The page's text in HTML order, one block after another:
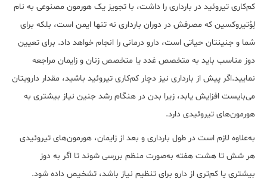
کم‌کاری تیروئید در بارداری را داشت، با تجویز یک هورمون مصنوعی به نام
لِوُتیروکسین که مصرفش در دوران بارداری نه تنها ایمن است، بلکه برای
شما و جنینتان حیاتی است، دارو‌ درمانی را انجام خواهد داد. برای تعیین
دوز مناسب باید به متخصص غدد یا متخصص زنان و زایمان مراجعه
نمایید.اگر پیش از بارداری نیز دچار کم‌کاری تیروئید باشید، مقدار دارویتان
می‌بایست افزایش یابد، زیرا بدن در هنگام رشد جنین نیاز بیشتری به
هورمون‌های تیروئیدی دارد.
به‌علاوه لازم است در طول بارداری و بعد از زایمان، هورمون‌های تیروئیدی
هر شش تا هشت هفته به‌صورت منظم بررسی شوند تا اگر به دوز
بیشتری یا کم‌تری از دارو برای تنظیم نیاز باشد، تشخیص داده شود.